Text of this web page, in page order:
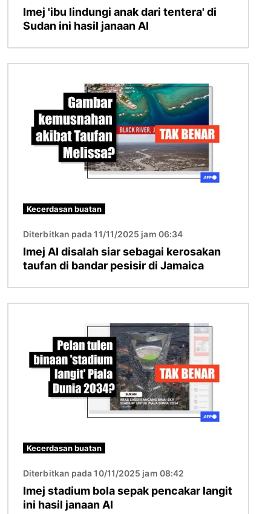
Imej 'ibu lindungi anak dari tentera' di
Sudan ini hasil janaan AI
Kecerdasan buatan
Diterbitkan pada 11/11/2025 jam 06:34
Imej AI disalah siar sebagai kerosakan
taufan di bandar pesisir di Jamaica
Kecerdasan buatan
Diterbitkan pada 10/11/2025 jam 08:42
Imej stadium bola sepak pencakar langit
ini hasil janaan AI